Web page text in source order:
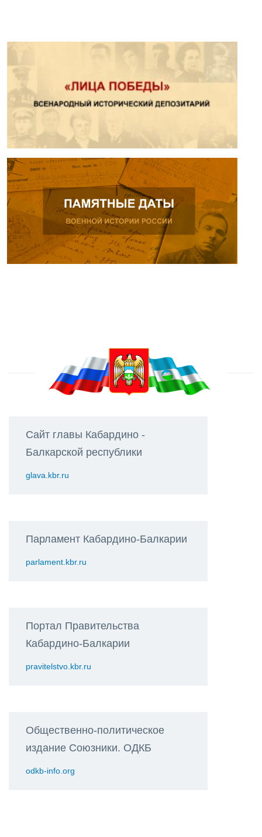
Сайт главы Кабардино -
Балкарской республики
glava.kbr.ru
Парламент Кабардино-Балкарии
parlament.kbr.ru
Портал Правительства
Кабардино-Балкарии
pravitelstvo.kbr.ru
Общественно-политическое
издание Союзники. ОДКБ
odkb-info.org